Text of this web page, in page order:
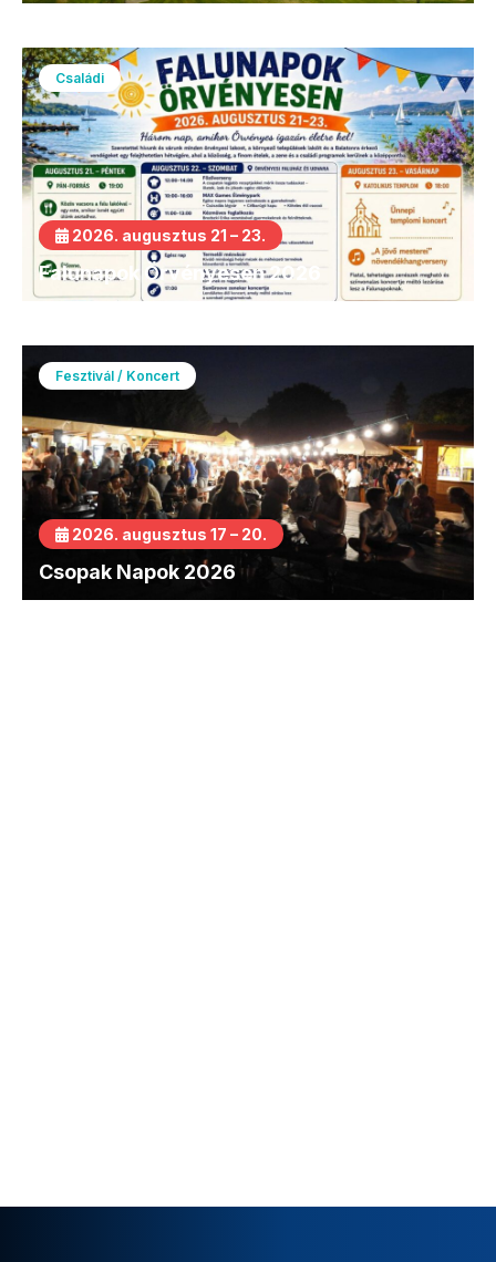
Családi
2026. augusztus 21 – 23.
Falunapok Örvényesen 2026
Fesztivál / Koncert
2026. augusztus 17 – 20.
Csopak Napok 2026